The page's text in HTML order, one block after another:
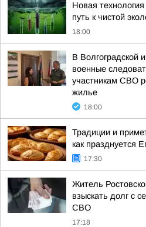
Новая
путь к чистой
18:00
В Волгоградской
военные
участникам СВО
жилье
18:00
Традиции и
как празднуется
17:30
Житель
взыскать долг с
СВО
17:18